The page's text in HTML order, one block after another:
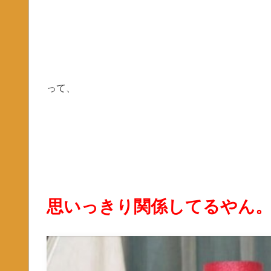
って、
思いっきり関係してるやん